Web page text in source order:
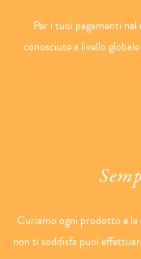
Per i tuoi pagamenti
conosciute a livello
Curiamo ogni prodotto e la
non ti soddisfa puoi